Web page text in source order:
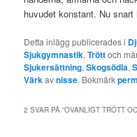
huvudet konstant. Nu
Detta inlägg publicerades i
Sjukgymnastik,Tröttoch
Sjukersättning,Skogsödla,
Värkavnisse. Bokmärk
2 SVAR PÅ ”OVANLIGT TRÖTT